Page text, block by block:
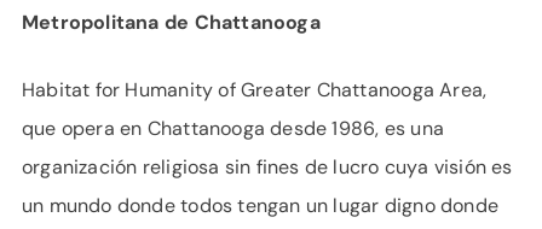
Metropolitana de Chattanooga
Habitat for Humanity of Greater Chattanooga Area,
que opera en Chattanooga desde 1986, es una
organización religiosa sin fines de lucro cuya visión es
un mundo donde todos tengan un lugar digno donde